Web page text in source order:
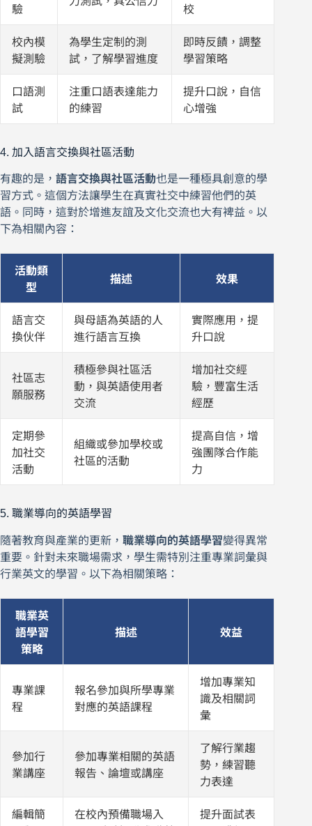
驗
校
校內模
擬測驗
為學生定制的測
試，了解學習進度
即時反饋，調整
學習策略
口語測
試
注重口語表達能力
的練習
提升口說，自信
心增強
4. 加入語言交換與社區活動
有趣的是， 語言交換與社區活動也是一種極具創意的學
習方式。這個方法讓學生在真實社交中練習他們的英
語。同時，這對於增進友誼及文化交流也大有裨益。以
下為相關內容：
活動類
型
描述 效果
語言交
換伙伴
與母語為英語的人
進行語言互換
實際應用，提
升口說
社區志
願服務
積極參與社區活
動，與英語使用者
交流
增加社交經
驗，豐富生活
經歷
定期參
加社交
活動
組織或參加學校或
社區的活動
提高自信，增
強團隊合作能
力
5. 職業導向的英語學習
隨著教育與產業的更新， 職業導向的英語學習變得異常
重要。針對未來職場需求，學生需特別注重專業詞彙與
行業英文的學習。以下為相關策略：
職業英
語學習
策略
描述 效益
專業課
程
報名參加與所學專業
對應的英語課程
增加專業知
識及相關詞
彙
參加行
業講座
參加專業相關的英語
報告、論壇或講座
了解行業趨
勢，練習聽
力表達
編輯簡
在校內預備職場入
提升面試表